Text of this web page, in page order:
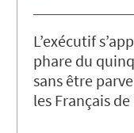
L’exécutif
phare du
sans être
les Français